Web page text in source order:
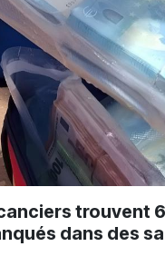
trouvent
dans des